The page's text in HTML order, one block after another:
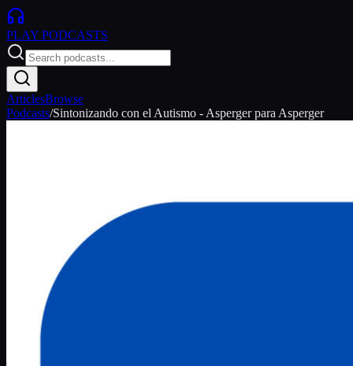
PLAY PODCASTS
ArticlesBrowse
Podcasts/Sintonizando con el Autismo - Asperger para Asperger